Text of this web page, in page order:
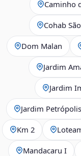
Caminho
Cohab
Dom Malan
Jardim
Jardim
Jardim Petrópolis
Km 2
Mandacaru I